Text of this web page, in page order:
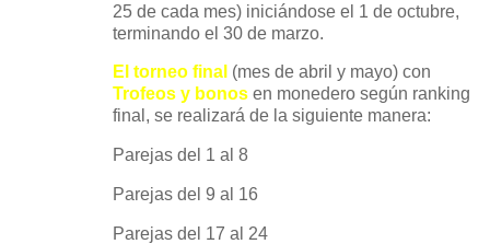
25 de cada mes) iniciándose el 1 de octubre,
terminando el 30 de marzo.
El torneo final (mes de abril y mayo) con
Trofeos y bonos en monedero según ranking
final, se realizará de la siguiente manera:
Parejas del 1 al 8
Parejas del 9 al 16
Parejas del 17 al 24